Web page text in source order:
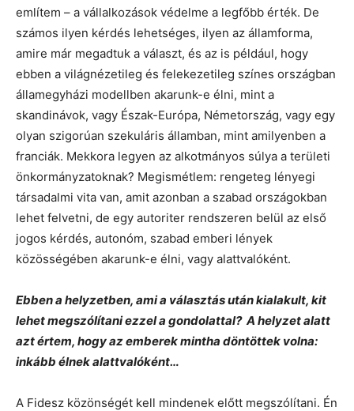
említem – a vállalkozások védelme a legfőbb érték. De
számos ilyen kérdés lehetséges, ilyen az államforma,
amire már megadtuk a választ, és az is például, hogy
ebben a világnézetileg és felekezetileg színes országban
államegyházi modellben akarunk-e élni, mint a
skandinávok, vagy Észak-Európa, Németország, vagy egy
olyan szigorúan szekuláris államban, mint amilyenben a
franciák. Mekkora legyen az alkotmányos súlya a területi
önkormányzatoknak? Megismétlem: rengeteg lényegi
társadalmi vita van, amit azonban a szabad országokban
lehet felvetni, de egy autoriter rendszeren belül az első
jogos kérdés, autonóm, szabad emberi lények
közösségében akarunk-e élni, vagy alattvalóként.
Ebben a helyzetben, ami a választás után kialakult, kit
lehet megszólítani ezzel a gondolattal? A helyzet alatt
azt értem, hogy az emberek mintha döntöttek volna:
inkább élnek alattvalóként…
A Fidesz közönségét kell mindenek előtt megszólítani. Én